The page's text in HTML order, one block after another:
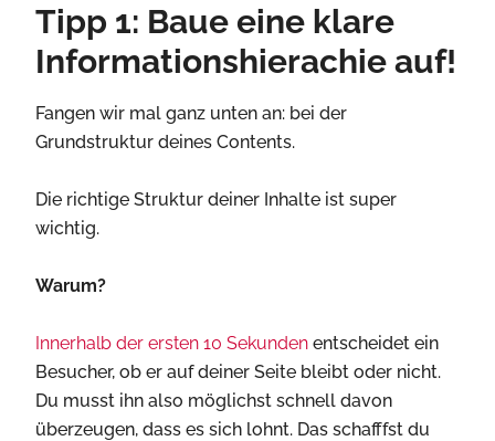
Tipp 1: Baue eine klare
Informationshierachie auf!
Fangen wir mal ganz unten an: bei der
Grundstruktur deines Contents.
Die richtige Struktur deiner Inhalte ist super
wichtig.
Warum?
Innerhalb der ersten 10 Sekunden entscheidet ein
Besucher, ob er auf deiner Seite bleibt oder nicht.
Du musst ihn also möglichst schnell davon
überzeugen, dass es sich lohnt. Das schafffst du